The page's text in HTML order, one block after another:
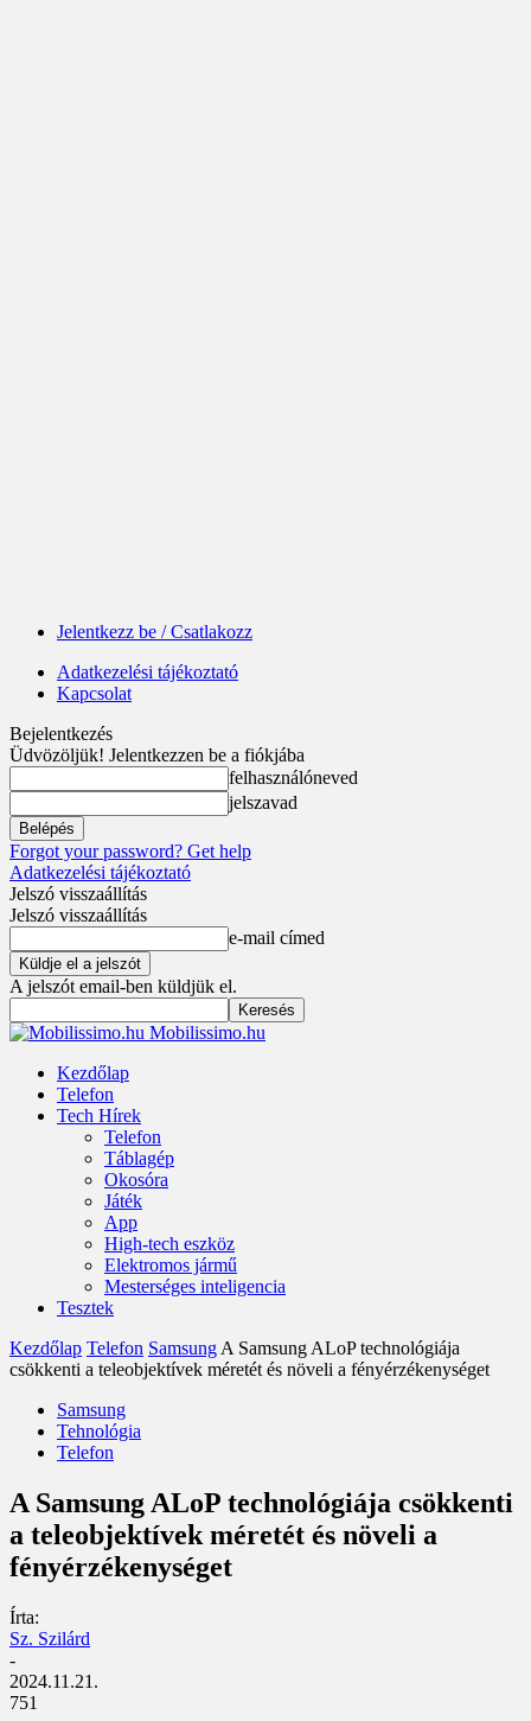
Jelentkezz be / Csatlakozz
Adatkezelési tájékoztató
Kapcsolat
Bejelentkezés
Üdvözöljük! Jelentkezzen be a fiókjába
felhasználóneved
jelszavad
Forgot your password? Get help
Adatkezelési tájékoztató
Jelszó visszaállítás
Jelszó visszaállítás
e-mail címed
A jelszót email-ben küldjük el.
Mobilissimo.hu
Kezdőlap
Telefon
Tech Hírek
Telefon
Táblagép
Okosóra
Játék
App
High-tech eszköz
Elektromos jármű
Mesterséges inteligencia
Tesztek
Kezdőlap Telefon Samsung A Samsung ALoP technológiája
csökkenti a teleobjektívek méretét és növeli a fényérzékenységet
Samsung
Tehnológia
Telefon
A Samsung ALoP technológiája csökkenti
a teleobjektívek méretét és növeli a
fényérzékenységet
Írta:
Sz. Szilárd
-
2024.11.21.
751